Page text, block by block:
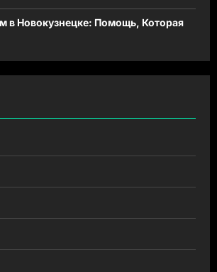
в Новокузнецке: Помощь, Которая